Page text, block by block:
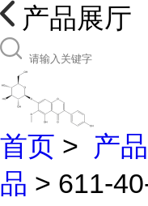
产品展厅
首页 > 产
品 > 611-